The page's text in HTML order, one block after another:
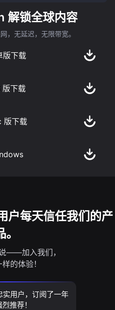
解锁全球内容
，无延迟，无限带宽。
版下载
版下载
版下载
户每天信任我们的产
。
——加入我们，
的体验！
用户，订阅了一年
推荐！